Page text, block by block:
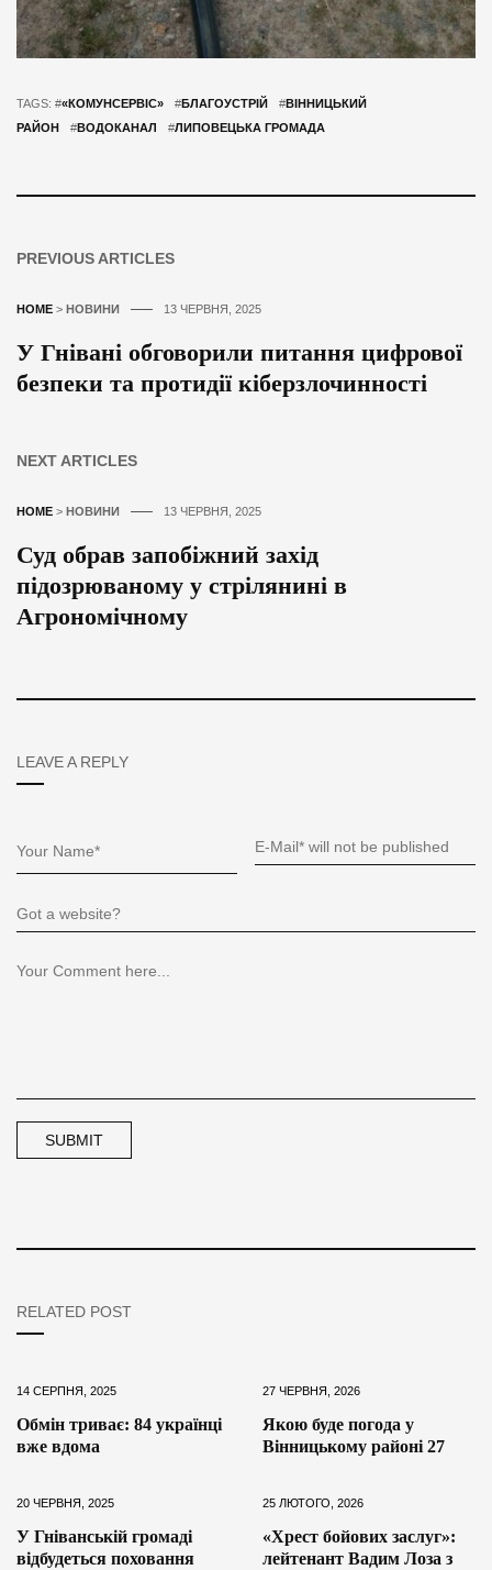
TAGS: #«КОМУНСЕРВІС» #БЛАГОУСТРІЙ #ВІННИЦЬКИЙ
РАЙОН
#ВОДОКАНАЛ #ЛИПОВЕЦЬКА ГРОМАДА
PREVIOUS ARTICLES
HOME > НОВИНИ 13 ЧЕРВНЯ, 2025
У Гнівані обговорили питання цифрової
безпеки та протидії кіберзлочинності
NEXT ARTICLES
HOME > НОВИНИ 13 ЧЕРВНЯ, 2025
Суд обрав запобіжний захід
підозрюваному у стрілянині в
Агрономічному
LEAVE A REPLY
RELATED POST
14 СЕРПНЯ, 2025
Обмін триває: 84 українці
вже вдома
27 ЧЕРВНЯ, 2026
Якою буде погода у
Вінницькому районі 27
20 ЧЕРВНЯ, 2025
У Гніванській громаді
відбудеться поховання
25 ЛЮТОГО, 2026
«Хрест бойових заслуг»:
лейтенант Вадим Лоза з